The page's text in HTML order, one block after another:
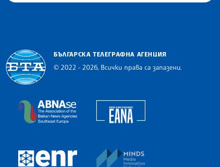
БЪЛГАРСКА ТЕЛЕГРАФНА АГЕНЦИЯ
© 2022 - 2026, Всички права са запазени.
The Assocoation of the Balkan News Agencies
European Newsroom